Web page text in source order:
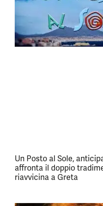
Un Posto al Sole,
affronta il doppio
riavvicina a Greta